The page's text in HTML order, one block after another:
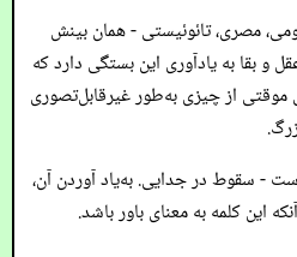
مصری، تائوئیستی - همان بینش
و بقا به یادآوری این بستگی دارد که
موقتی از چیزی به‌طور غیرقابل‌تصوری
- سقوط در جدایی. به‌یاد آوردن آن،
این کلمه به معنای باور باشد.